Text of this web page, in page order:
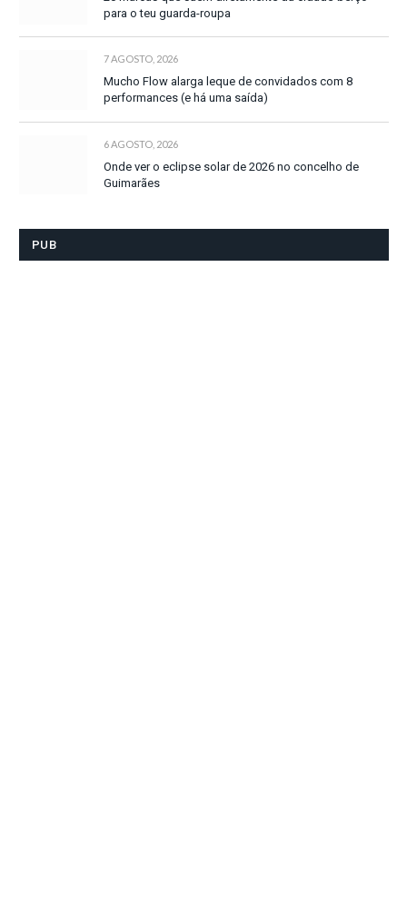
para o teu guarda-roupa
7 AGOSTO, 2026
Mucho Flow alarga leque de convidados com 8
performances (e há uma saída)
6 AGOSTO, 2026
Onde ver o eclipse solar de 2026 no concelho de
Guimarães
PUB